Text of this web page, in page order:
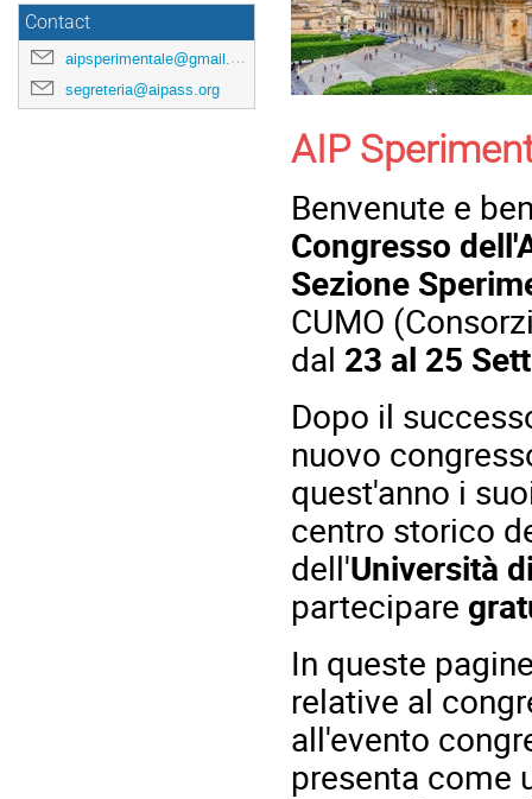
Contact
aipsperimentale@gmail.com
segreteria@aipass.org
AIP
Benvenute e
Congresso
Sezione
CUMO
dal 23 al 25
Dopo il
nuovo
quest'anno i
centro storico
dell'Università
partecipare
In queste
relative al
all'evento
presenta come